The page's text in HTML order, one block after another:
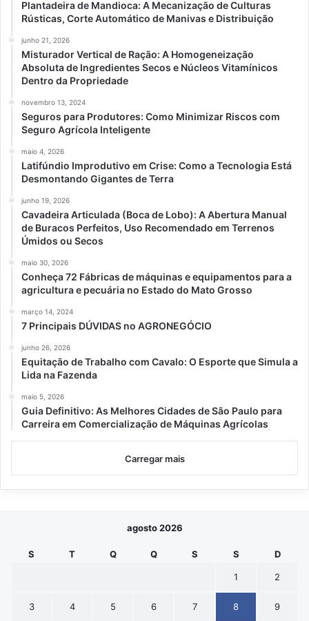
Plantadeira de Mandioca: A Mecanização de Culturas
Rústicas, Corte Automático de Manivas e Distribuição
junho 21, 2026
Misturador Vertical de Ração: A Homogeneização
Absoluta de Ingredientes Secos e Núcleos Vitamínicos
Dentro da Propriedade
novembro 13, 2024
Seguros para Produtores: Como Minimizar Riscos com
Seguro Agrícola Inteligente
maio 4, 2026
Latifúndio Improdutivo em Crise: Como a Tecnologia Está
Desmontando Gigantes de Terra
junho 19, 2026
Cavadeira Articulada (Boca de Lobo): A Abertura Manual
de Buracos Perfeitos, Uso Recomendado em Terrenos
Úmidos ou Secos
maio 30, 2026
Conheça 72 Fábricas de máquinas e equipamentos para a
agricultura e pecuária no Estado do Mato Grosso
março 14, 2024
7 Principais DÚVIDAS no AGRONEGÓCIO
junho 26, 2026
Equitação de Trabalho com Cavalo: O Esporte que Simula a
Lida na Fazenda
maio 5, 2026
Guia Definitivo: As Melhores Cidades de São Paulo para
Carreira em Comercialização de Máquinas Agrícolas
Carregar mais
agosto 2026
S T Q Q S S D
1 2
3 4 5 6 7 8 9